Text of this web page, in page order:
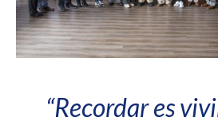
“Recordar es